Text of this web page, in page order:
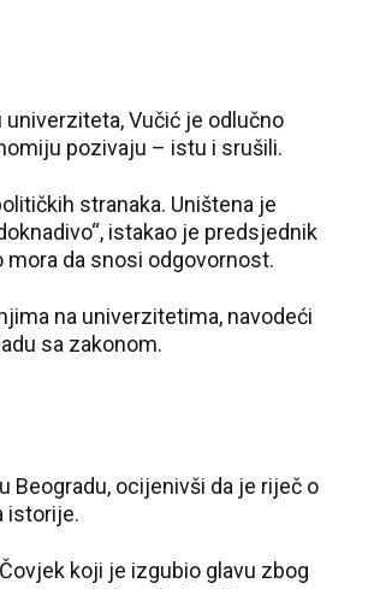
Vučić je odlučno
pozivaju – istu i srušili.
stranaka. Uništena je
istakao je predsjednik
mora da snosi odgovornost.
na univerzitetima, navodeći
sa zakonom.
Beogradu, ocijenivši da je riječ o
istorije.
koji je izgubio glavu zbog